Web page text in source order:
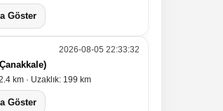
Göster
2026-08-05 22:33:32
km · Uzaklık: 199 km
Göster